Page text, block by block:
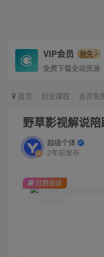
VIP会员 抢先
免费下载全站资源
首页 创业课程 会员免
野草影视解说
超级个体
2年前发布
付费阅读